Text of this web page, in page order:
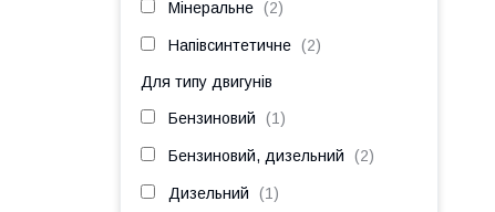
Мінеральне 2
Напівсинтетичне 2
Для типу двигунів
Бензиновий 1
Бензиновий, дизельний 2
Дизельний 1